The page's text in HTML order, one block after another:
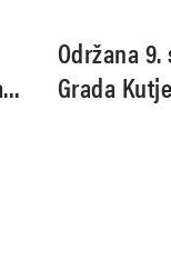
Održana
Grada